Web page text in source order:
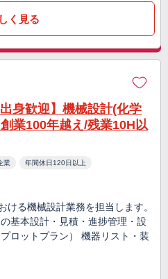
く見る
身歓迎】機械設計(化学
業100年越え/残業10H以
業 年間休日120日以上
ける機械設計業務を担当します。
基本設計・見積・進捗管理・設
ロットプラン） 機器リスト・装